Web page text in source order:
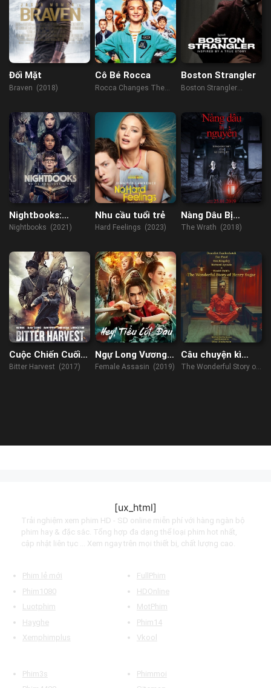
Đối Mặt
Braven (2018)
Cô Bé Rocca
Rocca Changes The
Boston Strangler
Boston Strangler
Nightbooks:
Chuyện Kinh Dị
Nightbooks (2021)
Nhu cầu tuổi trẻ
Hard Feelings (2023)
Nàng Dâu Bị
Nguyền Rủa
The Wrath (2018)
Cuộc Chiến Cuối
Cùng
Bitter Harvest (2017)
Ngự Long Vương
Phi
Female Assasin (2019)
Câu chuyện kì
diệu về Henry
The Wonderful Story of